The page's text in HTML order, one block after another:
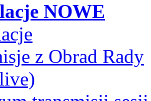
NOWE
z Obrad Rady